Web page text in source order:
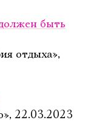
быть
отдыха»,
22.03.2023